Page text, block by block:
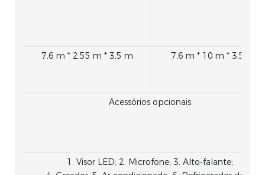
7,6 m * 2,55 m * 3,5 m 7,6 m * 10 m * 3,5 m
Acessórios opcionais
1. Visor LED; 2. Microfone; 3. Alto-falante;